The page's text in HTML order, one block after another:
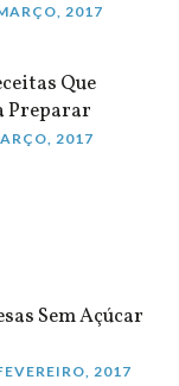
2017
Que
Preparar
2017
Sem Açúcar
2017